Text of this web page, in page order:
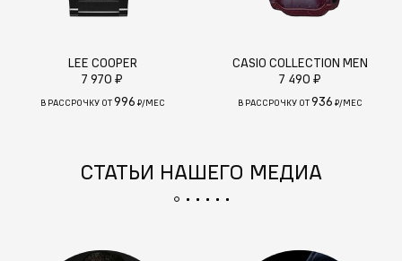
LEE COOPER
7 970 ₽
В РАССРОЧКУ ОТ996 ₽/МЕС
CASIO COLLECTION MEN
7 490 ₽
В РАССРОЧКУ ОТ936 ₽/МЕС
СТАТЬИ НАШЕГО МЕДИА